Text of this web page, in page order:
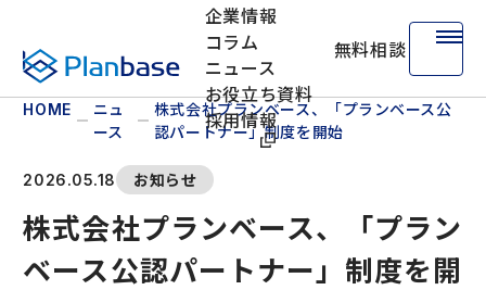
株式会社プランベース
企業情報
コラム
ニュース
お役立ち資料
採用情報
無料相談
HOME
ニュ
ース
株式会社プランベース、「プランベース公
認パートナー」制度を開始
2026.05.18 お知らせ
株式会社プランベース、「プラン
ベース公認パートナー」制度を開